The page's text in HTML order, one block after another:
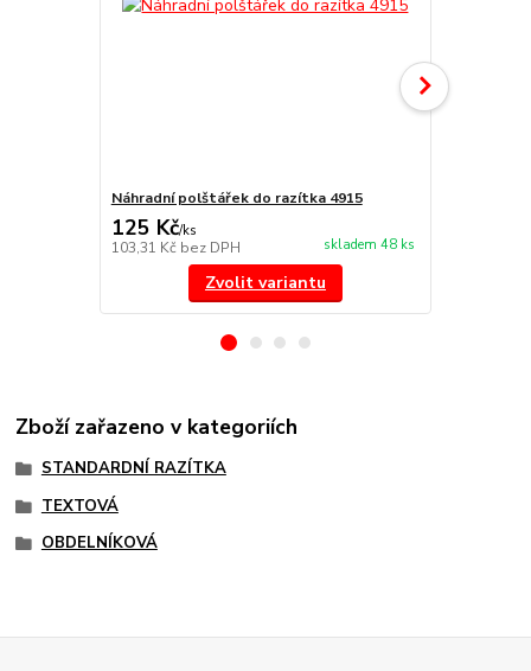
Náhradní polštářek do razítka 4915
125 Kč/ks
103,31 Kč bez DPH skladem 48 ks
Zvolit variantu
Zboží zařazeno v kategoriích
STANDARDNÍ RAZÍTKA
TEXTOVÁ
OBDELNÍKOVÁ